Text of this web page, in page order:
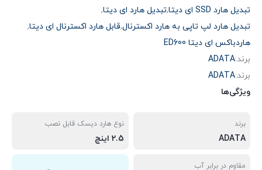
تبدیل هارد SSD ای دیتا
,تبدیل هارد ای دیتا,
تبدیل هارد لپ تاپی به هارد اکسترنال,قابل هارد اکسترنال ای دیتا,
هاردباکس ای دیتا ED600
برند:ADATA
برند:ADATA
ویژگی‌ها
برند
ADATA
نوع هارد دیسک قابل نصب
2.5 اینچ
مقاوم در برابر آب